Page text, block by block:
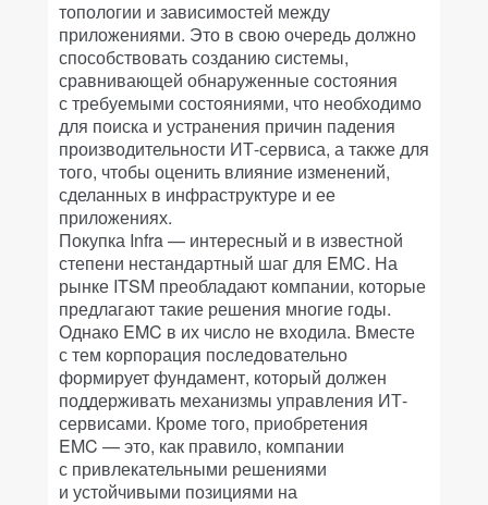
топологии и зависимостей между
приложениями. Это в свою очередь должно
способствовать созданию системы,
сравнивающей обнаруженные состояния
с требуемыми состояниями, что необходимо
для поиска и устранения причин падения
производительности ИТ-сервиса, а также для
того, чтобы оценить влияние изменений,
сделанных в инфраструктуре и ее
приложениях.
Покупка Infra — интересный и в известной
степени нестандартный шаг для EMC. На
рынке ITSM преобладают компании, которые
предлагают такие решения многие годы.
Однако EMC в их число не входила. Вместе
с тем корпорация последовательно
формирует фундамент, который должен
поддерживать механизмы управления ИТ-
сервисами. Кроме того, приобретения
EMC — это, как правило, компании
с привлекательными решениями
и устойчивыми позициями на